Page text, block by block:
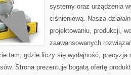
systemy oraz urządzenia
ciśnieniową. Nasza
projektowaniu, produkcji,
zaawansowanych
tam, gdzie liczy się wydajność, precyzja
Strona prezentuje bogatą ofertę